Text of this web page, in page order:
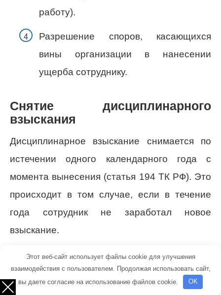
работу).
Разрешение споров, касающихся
вины организации в нанесении
ущерба сотруднику.
Снятие дисциплинарного
взыскания
Дисциплинарное взыскание снимается по
истечении одного календарного года с
момента вынесения (статья 194 ТК РФ). Это
происходит в том случае, если в течение
года сотрудник не заработал новое
взыскание.
Руководитель по своей инициативе может
решить вопрос о снятии взыскания
Этот веб-сайт использует файлы cookie для улучшения
взаимодействия с пользователем. Продолжая использовать сайт,
вы даете согласие на использование файлов cookie.
OK